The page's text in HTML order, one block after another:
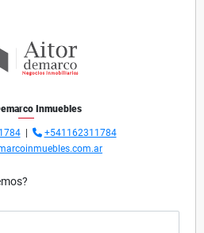
Inmuebles
|
+541162311784